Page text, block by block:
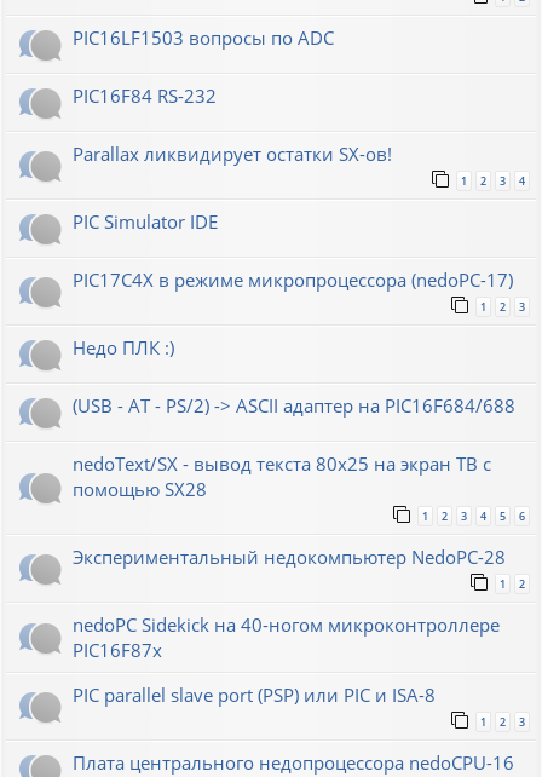
PIC16LF1503 вопросы по ADC
PIC16F84 RS-232
Parallax ликвидирует остатки SX-ов!
1 2 3 4
PIC Simulator IDE
PIC17C4X в режиме микропроцессора (nedoPC-17)
1 2 3
Недо ПЛК :)
(USB - AT - PS/2) -> ASCII адаптер на PIC16F684/688
nedoText/SX - вывод текста 80x25 на экран ТВ с
помощью SX28
1 2 3 4 5 6
Экспериментальный недокомпьютер NedoPC-28
1 2
nedoPC Sidekick на 40-ногом микроконтроллере
PIC16F87x
PIC parallel slave port (PSP) или PIC и ISA-8
1 2 3
Плата центрального недопроцессора nedoCPU-16